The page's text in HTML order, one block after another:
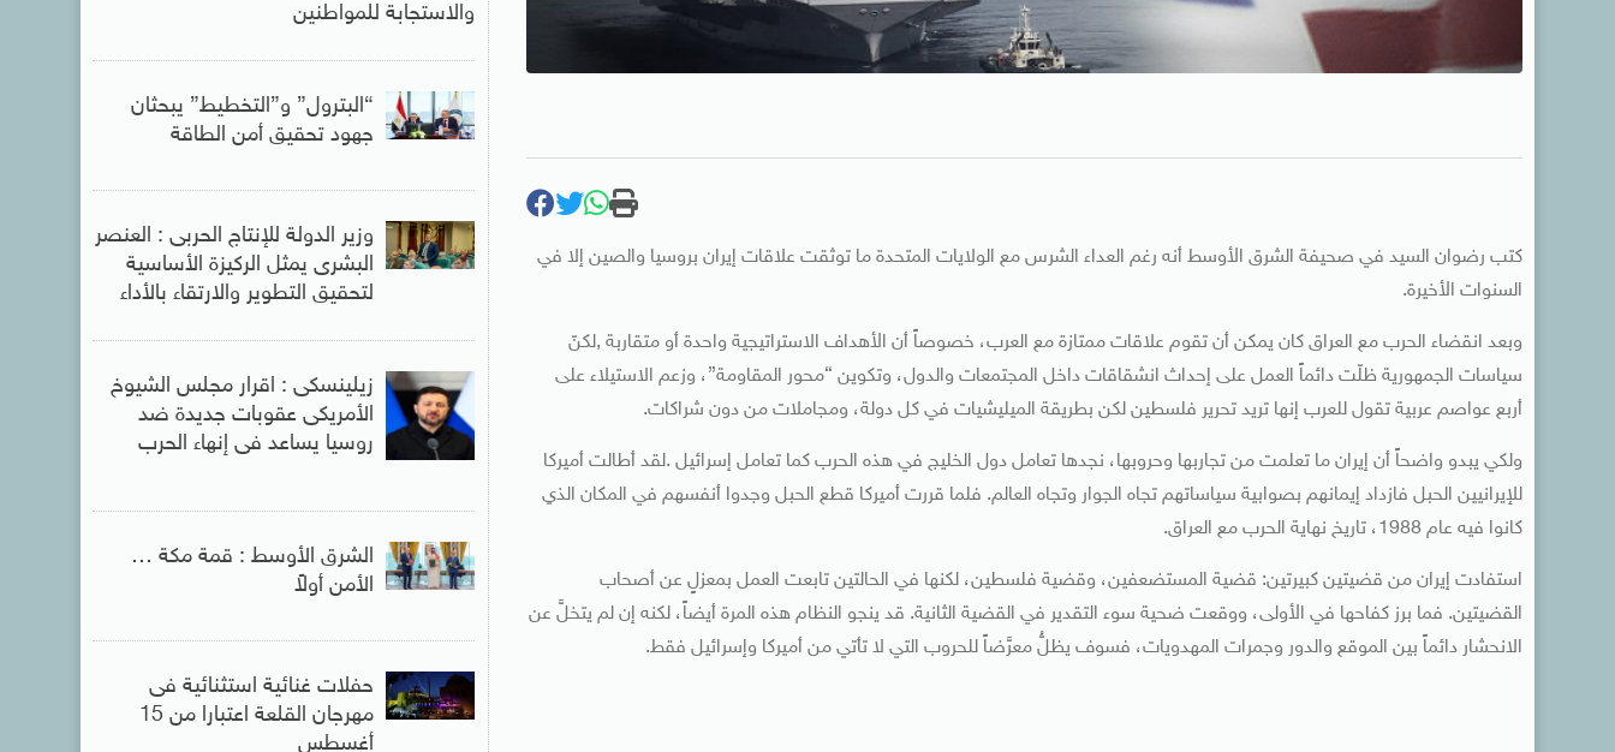
كتب رضوان السيد في صحيفة الشرق الأوسط أنه رغم العداء الشرس مع الولايات المتحدة ما توثقت علاقات إيران بروسيا والصين إلا في
السنوات الأخيرة.
وبعد انقضاء الحرب مع العراق كان يمكن أن تقوم علاقات ممتازة مع العرب، خصوصاً أن الأهداف الاستراتيجية واحدة أو متقاربة ,لكنّ
سياسات الجمهورية ظلّت دائماً العمل على إحداث انشقاقات داخل المجتمعات والدول، وتكوين “محور المقاومة”، وزعم الاستيلاء على
أربع عواصم عربية تقول للعرب إنها تريد تحرير فلسطين لكن بطريقة الميليشيات في كل دولة، ومجاملات من دون شراكات.
ولكي يبدو واضحاً أن إيران ما تعلمت من تجاربها وحروبها، نجدها تعامل دول الخليج في هذه الحرب كما تعامل إسرائيل .لقد أطالت أميركا
للإيرانيين الحبل فازداد إيمانهم بصوابية سياساتهم تجاه الجوار وتجاه العالم. فلما قررت أميركا قطع الحبل وجدوا أنفسهم في المكان الذي
كانوا فيه عام 1988، تاريخ نهاية الحرب مع العراق.
استفادت إيران من قضيتين كبيرتين: قضية المستضعفين، وقضية فلسطين، لكنها في الحالتين تابعت العمل بمعزلٍ عن أصحاب
القضيتين. فما برز كفاحها في الأولى، ووقعت ضحية سوء التقدير في القضية الثانية. قد ينجو النظام هذه المرة أيضاً، لكنه إن لم يتخلَّ عن
الانحشار دائماً بين الموقع والدور وجمرات المهدويات، فسوف يظلُّ معرَّضاً للحروب التي لا تأتي من أميركا وإسرائيل فقط.
والاستجابة للمواطنين
“البترول” و”التخطيط” يبحثان
جهود تحقيق أمن الطاقة
وزير الدولة للإنتاج الحربى : العنصر
البشرى يمثل الركيزة الأساسية
لتحقيق التطوير والارتقاء بالأداء
زيلينسكى : اقرار مجلس الشيوخ
الأمريكى عقوبات جديدة ضد
روسيا يساعد فى إنهاء الحرب
الشرق الأوسط : قمة مكة …
الأمن أولاً
حفلات غنائية استثنائية فى
مهرجان القلعة اعتبارا من 15
أغسطس